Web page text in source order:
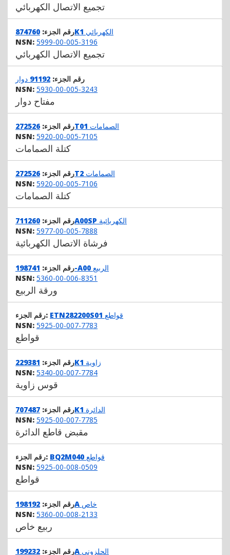
تجميع الاتصال الكهربائي
رقم الجزء:874760K1 الكهربائي
NSN: 5999-00-005-3196
تجميع الاتصال الكهربائي
رقم الجزء: 91192 دوار
NSN: 5930-00-005-3243
مفتاح دوار
رقم الجزء:272526T01 الصمامات
NSN: 5920-00-005-7105
كتلة الصمامات
رقم الجزء:272526T2 الصمامات
NSN: 5920-00-005-7106
كتلة الصمامات
رقم الجزء:711260A00SP الكهربائية
NSN: 5977-00-005-7888
فرشاة الاتصال الكهربائية
رقم الجزء:198741-A00 الربيع
NSN: 5360-00-006-8351
ورقة الربيع
رقم الجزء: ETN282200S01 قواطع
NSN: 5925-00-007-7783
قواطع
رقم الجزء:229381K1 زاوية
NSN: 5340-00-007-7784
قوس زاوية
رقم الجزء:707487K1 الدائرة
NSN: 5925-00-007-7785
مقبض قاطع الدائرة
رقم الجزء: BQ2M040 قواطع
NSN: 5925-00-008-0509
قواطع
رقم الجزء:198192A خاص
NSN: 5360-00-008-2133
ربيع خاص
رقم الجزء:199232A الحلزوني